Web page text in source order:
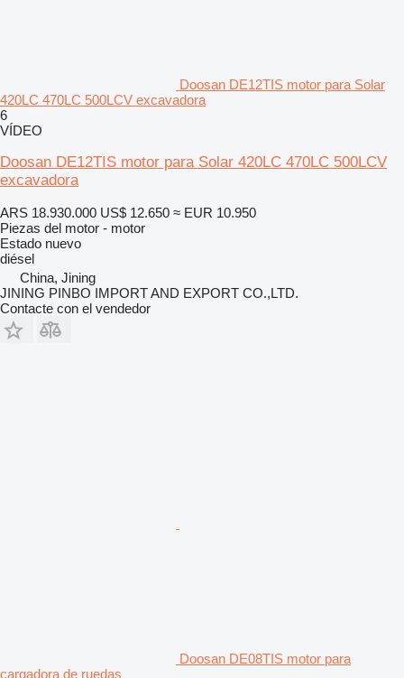
Doosan DE12TIS motor para Solar
420LC 470LC 500LCV excavadora
6
VÍDEO
Doosan DE12TIS motor para Solar 420LC 470LC 500LCV
excavadora
ARS 18.930.000 US$ 12.650 ≈ EUR 10.950
Piezas del motor - motor
Estado nuevo
diésel
China, Jining
JINING PINBO IMPORT AND EXPORT CO.,LTD.
Contacte con el vendedor
Doosan DE08TIS motor para
cargadora de ruedas